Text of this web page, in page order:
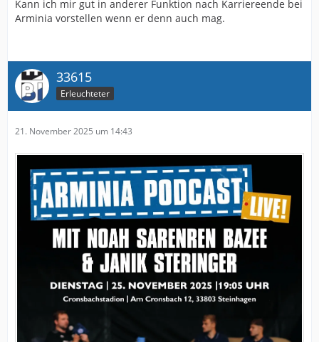
Kann ich mir gut in anderer Funktion nach Karriereende bei
Arminia vorstellen wenn er denn auch mag.
33615
Erleuchteter
21. November 2025 um 14:43